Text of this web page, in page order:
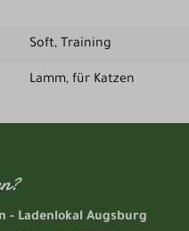
Soft, Training
Lamm, für Katzen
- Ladenlokal Augsburg